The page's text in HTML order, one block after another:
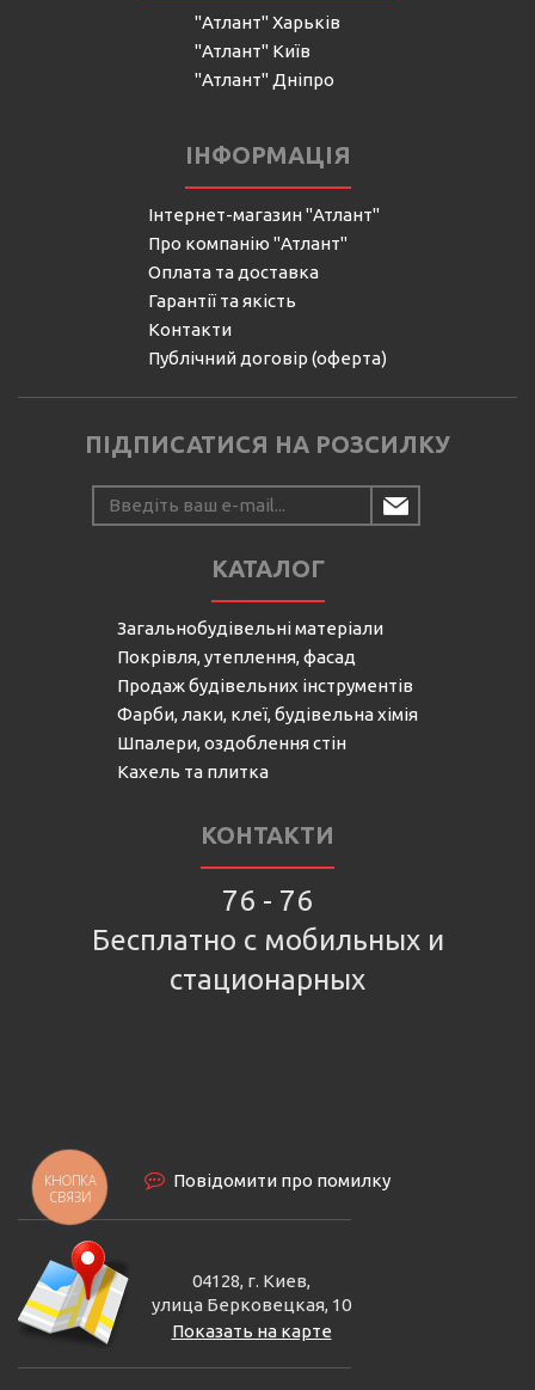
"Атлант" Харьків
"Атлант" Київ
"Атлант" Дніпро
ІНФОРМАЦІЯ
Інтернет-магазин "Атлант"
Про компанію "Атлант"
Оплата та доставка
Гарантії та якість
Контакти
Публічний договір (оферта)
ПІДПИСАТИСЯ НА РОЗСИЛКУ
КАТАЛОГ
Загальнобудівельні матеріали
Покрівля, утеплення, фасад
Продаж будівельних інструментів
Фарби, лаки, клеї, будівельна хімія
Шпалери, оздоблення стін
Кахель та плитка
КОНТАКТИ
76 - 76
Бесплатно с мобильных и
стационарных
Повідомити про помилку
04128, г. Киев,
улица Берковецкая, 10
Показать на карте
КНОПКА
СВЯЗИ